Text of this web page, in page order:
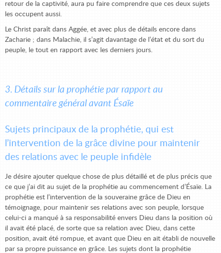
retour de la captivité, aura pu faire comprendre que ces deux sujets
les occupent aussi.
Le Christ paraît dans Aggée, et avec plus de détails encore dans
Zacharie ; dans Malachie, il s’agit davantage de l’état et du sort du
peuple, le tout en rapport avec les derniers jours.
3. Détails sur la prophétie par rapport au
commentaire général avant Ésaïe
Sujets principaux de la prophétie, qui est
l’intervention de la grâce divine pour maintenir
des relations avec le peuple infidèle
Je désire ajouter quelque chose de plus détaillé et de plus précis que
ce que j’ai dit au sujet de la prophétie au commencement d’Ésaïe. La
prophétie est l’intervention de la souveraine grâce de Dieu en
témoignage, pour maintenir ses relations avec son peuple, lorsque
celui-ci a manqué à sa responsabilité envers Dieu dans la position où
il avait été placé, de sorte que sa relation avec Dieu, dans cette
position, avait été rompue, et avant que Dieu en ait établi de nouvelle
par sa propre puissance en grâce. Les sujets dont la prophétie